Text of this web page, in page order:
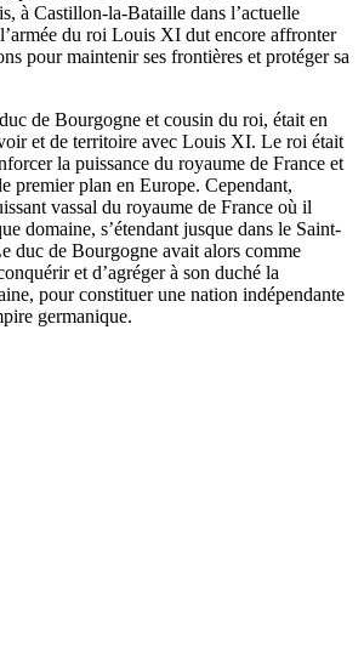
à Castillon-la-Bataille dans l’actuelle
du roi Louis XI dut encore affronter
pour maintenir ses frontières et protéger sa
de Bourgogne et cousin du roi, était en
et de territoire avec Louis XI. Le roi était
la puissance du royaume de France et
premier plan en Europe. Cependant,
vassal du royaume de France où il
domaine, s’étendant jusque dans le Saint-
duc de Bourgogne avait alors comme
et d’agréger à son duché la
pour constituer une nation indépendante
germanique.